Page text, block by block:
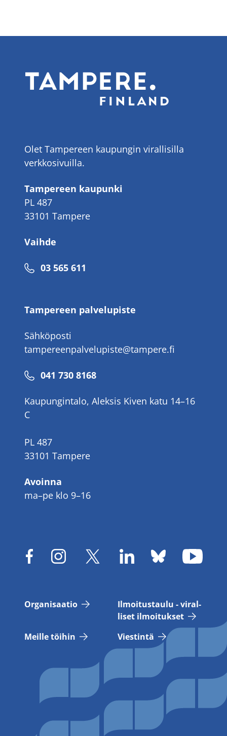
Olet Tampereen kaupungin virallisilla
verkkosivuilla.
Tampereen kaupunki
PL 487
33101 Tampere
Vaihde
Puhelinnumero
03 565 611
Tampereen palvelupiste
Sähköposti
tampereenpalvelupiste@tampere.fi
Puhelinnumero
041 730 8168
Kaupungintalo, Aleksis Kiven katu 14–16
C
PL 487
33101 Tampere
Avoinna
ma–pe klo 9–16
Or­ga­ni­saa­tio
Il­moi­tus­tau­lu - vi­ral­
li­set il­moi­tuk­set
Meil­le töi­hin
Vies­tin­tä